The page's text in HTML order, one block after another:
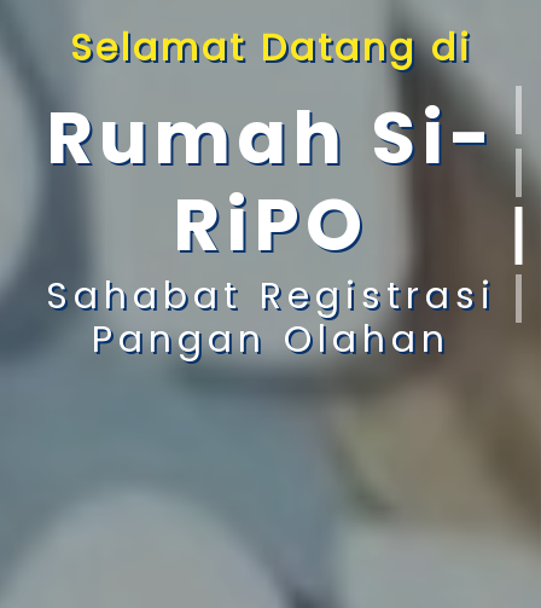
Selamat Datang di
Rumah Si-
RiPO
Sahabat Registrasi
Pangan Olahan